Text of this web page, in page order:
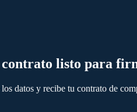
listo para
datos y recibe tu contrato de